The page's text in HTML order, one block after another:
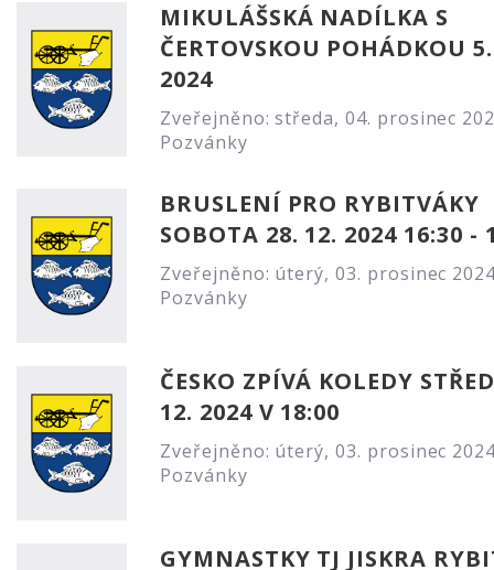
MIKULÁŠSKÁ NADÍLKA S
ČERTOVSKOU POHÁDKOU
2024
Zveřejněno: středa, 04. prosinec
Pozvánky
BRUSLENÍ PRO RYBITVÁKY
SOBOTA 28. 12. 2024 16:30 -
Zveřejněno: úterý, 03. prosinec
Pozvánky
ČESKO ZPÍVÁ KOLEDY
12. 2024 V 18:00
Zveřejněno: úterý, 03. prosinec
Pozvánky
GYMNASTKY TJ JISKRA